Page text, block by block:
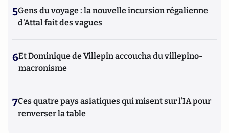
5Gens du voyage : la nouvelle incursion régalienne
d'Attal fait des vagues
6Et Dominique de Villepin accoucha du villepino-
macronisme
7Ces quatre pays asiatiques qui misent sur l’IA pour
renverser la table